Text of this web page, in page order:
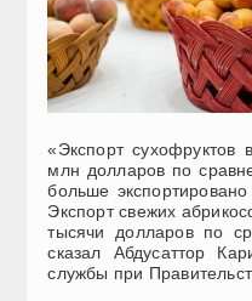
«Экспорт сухофруктов
млн долларов по
больше
Экспорт свежих
тысячи долларов по
сказал Абдусаттор
службы при